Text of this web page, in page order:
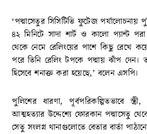
‘পদ্মাসেতুর সিসিটিভি ফুটেজ
৪২ মিনিটে সাদা শার্ট ও কালো প্যান্ট
থেকে নেমে রেলিংয়ের পাশে কিছু রেখে
পরে তিনি রেলিং টপকে পদ্মায় ঝাঁপ দেন।
হিসেবে শনাক্ত করা হয়েছে,’ বলেন এসপি।
পুলিশের ধারণা, পূর্বপরিকল্পিতভাবে
আত্মহত্যার উদ্দেশ্যে ফোরকান পদ্মাসেতু
সেতু সংলগ্ন থানাগুলোতে বেতার বার্তা